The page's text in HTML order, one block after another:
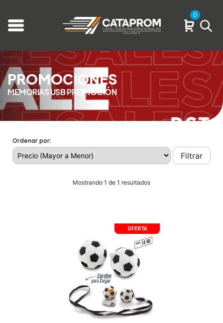
0
PROMOCIONES
MEMORIAS USB PROMOCIÓN
Ordenar por:
Filtrar
Mostrando 1 de 1 resultados
OFERTA